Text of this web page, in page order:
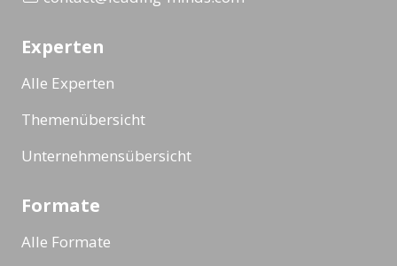
Experten
Alle Experten
Themenübersicht
Unternehmensübersicht
Formate
Alle Formate